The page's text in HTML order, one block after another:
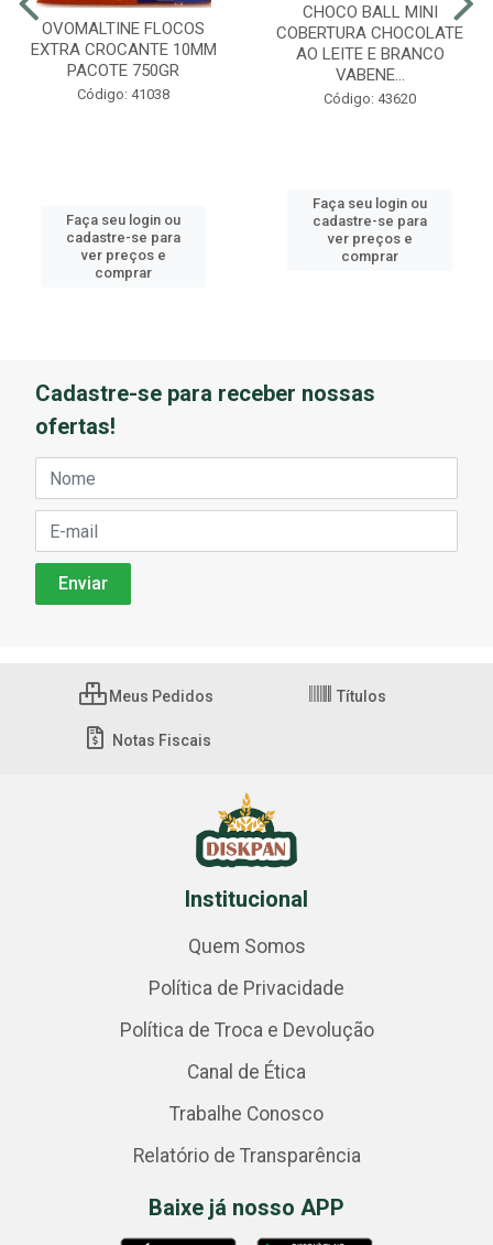
OVOMALTINE FLOCOS
EXTRA CROCANTE 10MM
PACOTE 750GR
Código: 41038
Faça seu login ou
cadastre-se para
ver preços e
comprar
CHOCO BALL MINI
COBERTURA CHOCOLATE
AO LEITE E BRANCO
VABENE...
Código: 43620
Faça seu login ou
cadastre-se para
ver preços e
comprar
Cadastre-se para receber nossas
ofertas!
Meus Pedidos Títulos
Notas Fiscais
Institucional
Quem Somos
Política de Privacidade
Política de Troca e Devolução
Canal de Ética
Trabalhe Conosco
Relatório de Transparência
Baixe já nosso APP